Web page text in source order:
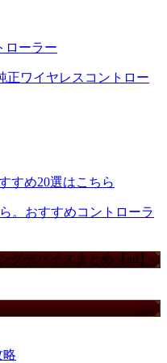
ローラー
正ワイヤレスコントロー
すめ20選はこちら
。おすすめコントローラ
グデバイスまとめ【ad】
略